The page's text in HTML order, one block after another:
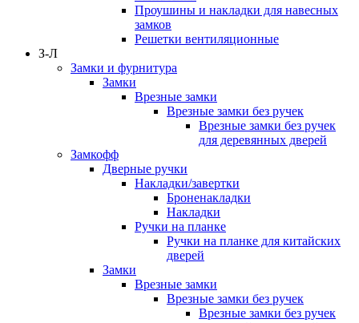
Проушины и накладки для навесных
замков
Решетки вентиляционные
З-Л
Замки и фурнитура
Замки
Врезные замки
Врезные замки без ручек
Врезные замки без ручек
для деревянных дверей
Замкофф
Дверные ручки
Накладки/завертки
Броненакладки
Накладки
Ручки на планке
Ручки на планке для китайских
дверей
Замки
Врезные замки
Врезные замки без ручек
Врезные замки без ручек